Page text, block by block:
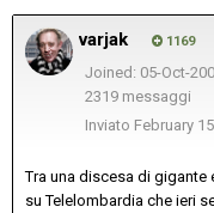
varjak 1169
Joined: 05-Oct-
2319 messaggi
Inviato February 15
Tra una discesa di gigante
su Telelombardia che ieri